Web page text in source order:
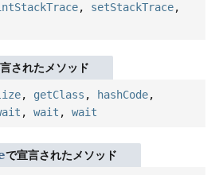
, setStackTrace,
されたメソッド
, getClass , hashCode,
, wait , wait
で宣言されたメソッド